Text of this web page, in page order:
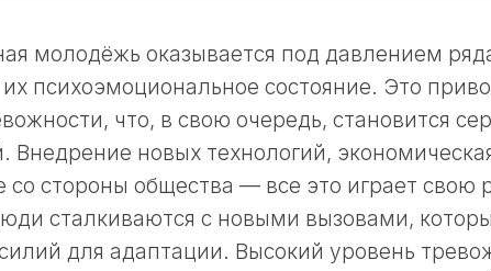
молодёжь оказывается под давлением
психоэмоциональное состояние. Это
что, в свою очередь, становится
Внедрение новых технологий,
со стороны общества — все это играет свою
сталкиваются с новыми вызовами,
для адаптации. Высокий уровень